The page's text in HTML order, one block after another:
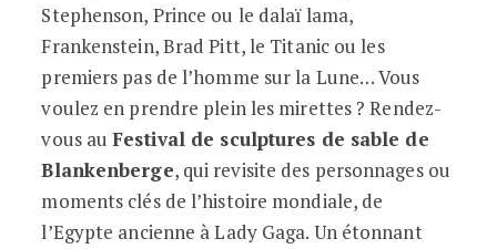
Stephenson, Prince ou le dalaï lama,
Frankenstein, Brad Pitt, le Titanic ou les
premiers pas de l’homme sur la Lune… Vous
voulez en prendre plein les mirettes ? Rendez-
vous auFestival de sculptures de sable de
Blankenberge, qui revisite des personnages ou
moments clés de l’histoire mondiale, de
l’Egypte ancienne à Lady Gaga. Un étonnant